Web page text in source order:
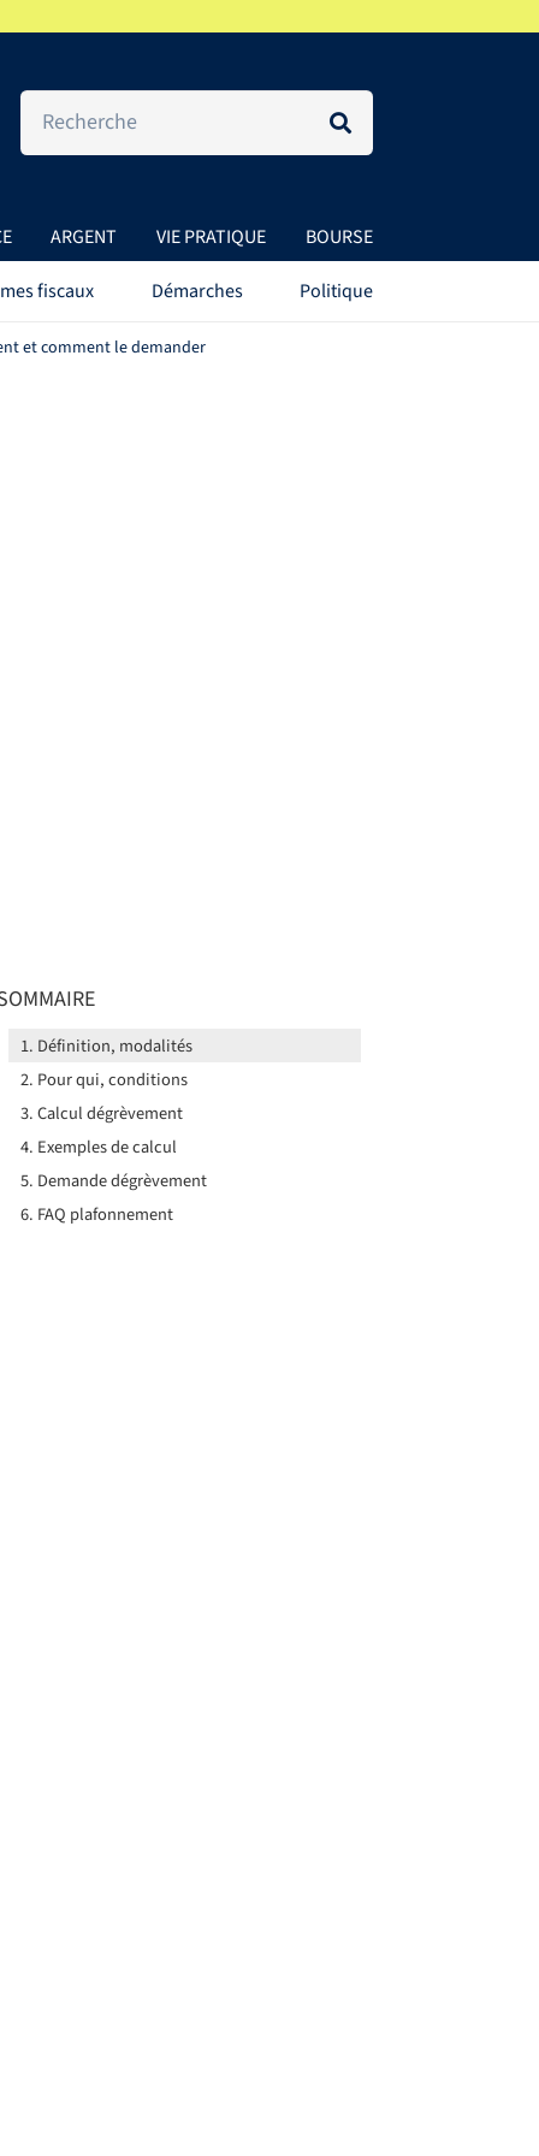
ARGENT VIE PRATIQUE BOURSE
fiscaux Démarches Politique
et comment le demander
Définition, modalités
Pour qui, conditions
Calcul dégrèvement
Exemples de calcul
Demande dégrèvement
FAQ plafonnement